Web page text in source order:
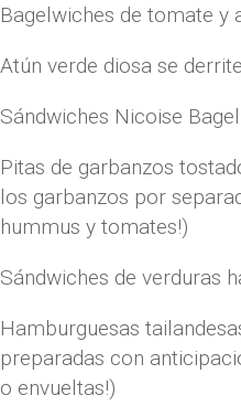
Bagelwiches de tomate y
Atún verde diosa se derrite
Sándwiches Nicoise Bagel
Pitas de garbanzos
los garbanzos por
hummus y tomates!)
Sándwiches de verduras
Hamburguesas
preparadas con
o envueltas!)